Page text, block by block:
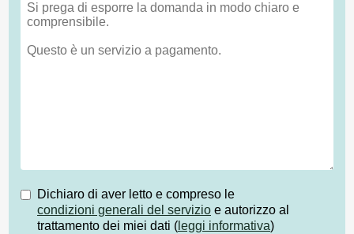
Dichiaro di aver letto e compreso le
condizioni generali del servizio e autorizzo al
trattamento dei miei dati ( leggi informativa)